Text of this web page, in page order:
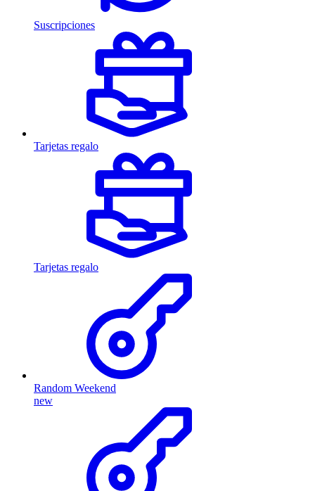
Suscripciones
Tarjetas regalo
Tarjetas regalo
Random Weekend
new